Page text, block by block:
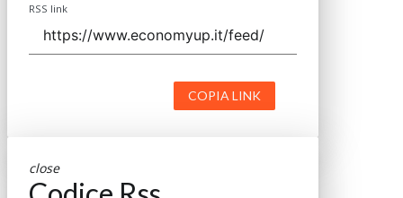
RSS link
COPIA LINK
close